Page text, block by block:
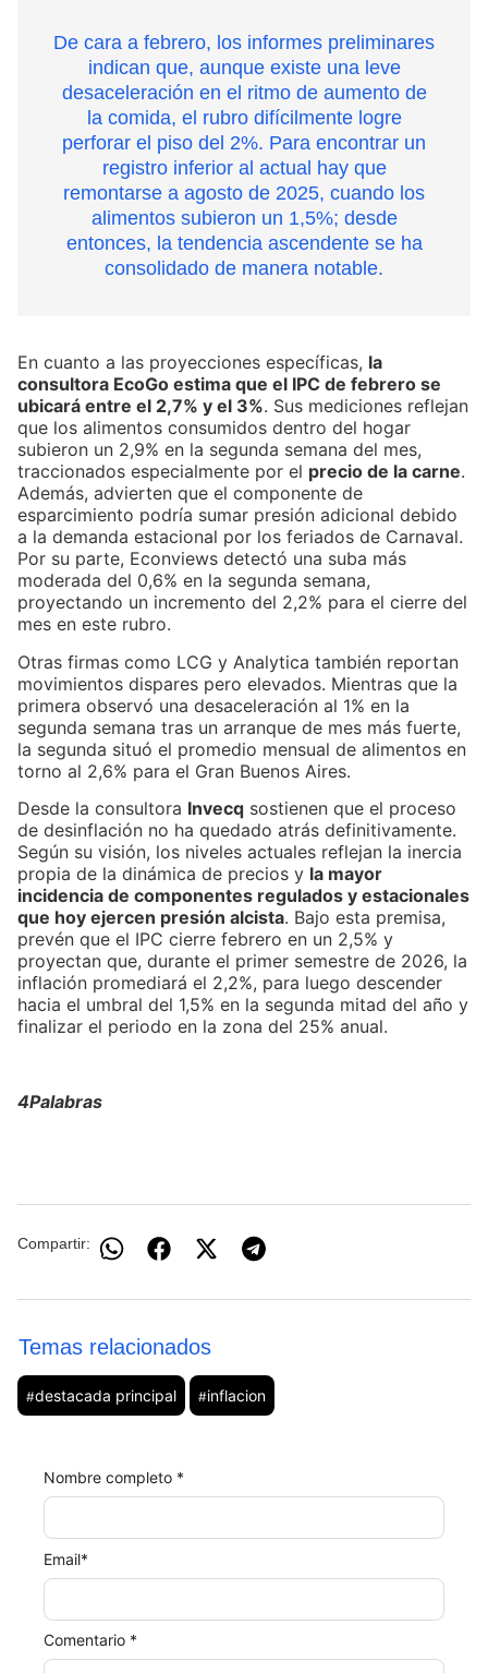
De cara a febrero, los informes preliminares
indican que, aunque existe una leve
desaceleración en el ritmo de aumento de
la comida, el rubro difícilmente logre
perforar el piso del 2%. Para encontrar un
registro inferior al actual hay que
remontarse a agosto de 2025, cuando los
alimentos subieron un 1,5%; desde
entonces, la tendencia ascendente se ha
consolidado de manera notable.
En cuanto a las proyecciones específicas, la
consultora EcoGo estima que el IPC de febrero se
ubicará entre el 2,7% y el 3%. Sus mediciones reflejan
que los alimentos consumidos dentro del hogar
subieron un 2,9% en la segunda semana del mes,
traccionados especialmente por el precio de la carne.
Además, advierten que el componente de
esparcimiento podría sumar presión adicional debido
a la demanda estacional por los feriados de Carnaval.
Por su parte, Econviews detectó una suba más
moderada del 0,6% en la segunda semana,
proyectando un incremento del 2,2% para el cierre del
mes en este rubro.
Otras firmas como LCG y Analytica también reportan
movimientos dispares pero elevados. Mientras que la
primera observó una desaceleración al 1% en la
segunda semana tras un arranque de mes más fuerte,
la segunda situó el promedio mensual de alimentos en
torno al 2,6% para el Gran Buenos Aires.
Desde la consultora Invecq sostienen que el proceso
de desinflación no ha quedado atrás definitivamente.
Según su visión, los niveles actuales reflejan la inercia
propia de la dinámica de precios y la mayor
incidencia de componentes regulados y estacionales
que hoy ejercen presión alcista. Bajo esta premisa,
prevén que el IPC cierre febrero en un 2,5% y
proyectan que, durante el primer semestre de 2026, la
inflación promediará el 2,2%, para luego descender
hacia el umbral del 1,5% en la segunda mitad del año y
finalizar el periodo en la zona del 25% anual.
4Palabras
Compartir:
Temas relacionados
#destacada principal #inflacion
Comentario *
Nombre completo *
Email*